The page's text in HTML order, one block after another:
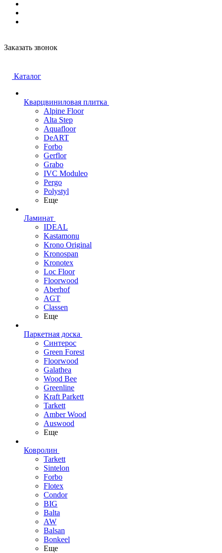
Заказать звонок
Каталог
Кварцвиниловая плитка
Alpine Floor
Alta Step
Aquafloor
DeART
Forbo
Gerflor
Grabo
IVC Moduleo
Pergo
Polystyl
Еще
Ламинат
IDEAL
Kastamonu
Krono Original
Kronospan
Kronotex
Loc Floor
Floorwood
Aberhof
AGT
Classen
Еще
Паркетная доска
Синтерос
Green Forest
Floorwood
Galathea
Wood Bee
Greenline
Kraft Parkett
Tarkett
Amber Wood
Auswood
Еще
Ковролин
Tarkett
Sintelon
Forbo
Flotex
Condor
BIG
Balta
AW
Balsan
Bonkeel
Еще